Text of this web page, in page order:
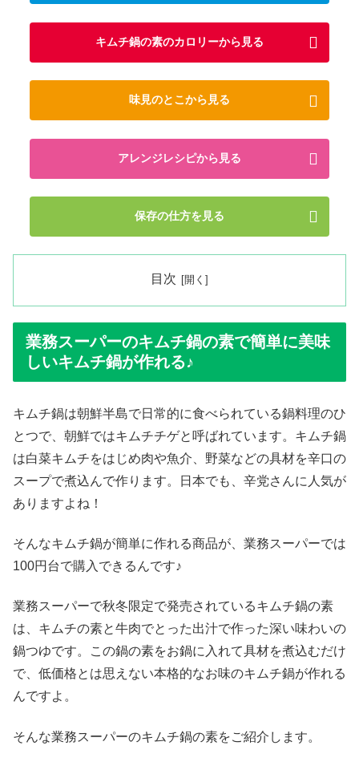
キムチ鍋の素のカロリーから見る
味見のとこから見る
アレンジレシピから見る
保存の仕方を見る
目次
業務スーパーのキムチ鍋の素で簡単に美味
しいキムチ鍋が作れる♪
キムチ鍋は朝鮮半島で日常的に食べられている鍋料理のひ
とつで、朝鮮ではキムチチゲと呼ばれています。キムチ鍋
は白菜キムチをはじめ肉や魚介、野菜などの具材を辛口の
スープで煮込んで作ります。日本でも、辛党さんに人気が
ありますよね！
そんなキムチ鍋が簡単に作れる商品が、業務スーパーでは
100円台で購入できるんです♪
業務スーパーで秋冬限定で発売されているキムチ鍋の素
は、キムチの素と牛肉でとった出汁で作った深い味わいの
鍋つゆです。この鍋の素をお鍋に入れて具材を煮込むだけ
で、低価格とは思えない本格的なお味のキムチ鍋が作れる
んですよ。
そんな業務スーパーのキムチ鍋の素をご紹介します。